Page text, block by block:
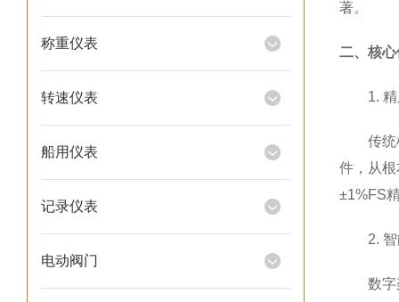
称重仪表
转速仪表
船用仪表
记录仪表
电动阀门
著。
二、核
1. 精
传统机
件，从
±1%FS
2. 智
数字架